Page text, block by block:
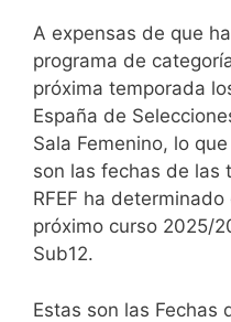
A expensas de que
programa de
próxima temporada
España de
Sala Femenino, lo
son las fechas de las
RFEF ha
próximo curso 2025/
Sub12.
Estas son las